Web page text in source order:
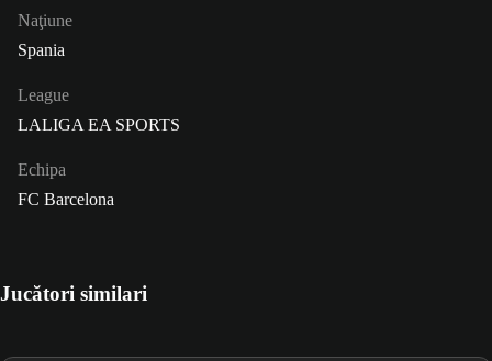
Naţiune
Spania
League
LALIGA EA SPORTS
Echipa
FC Barcelona
Jucători similari